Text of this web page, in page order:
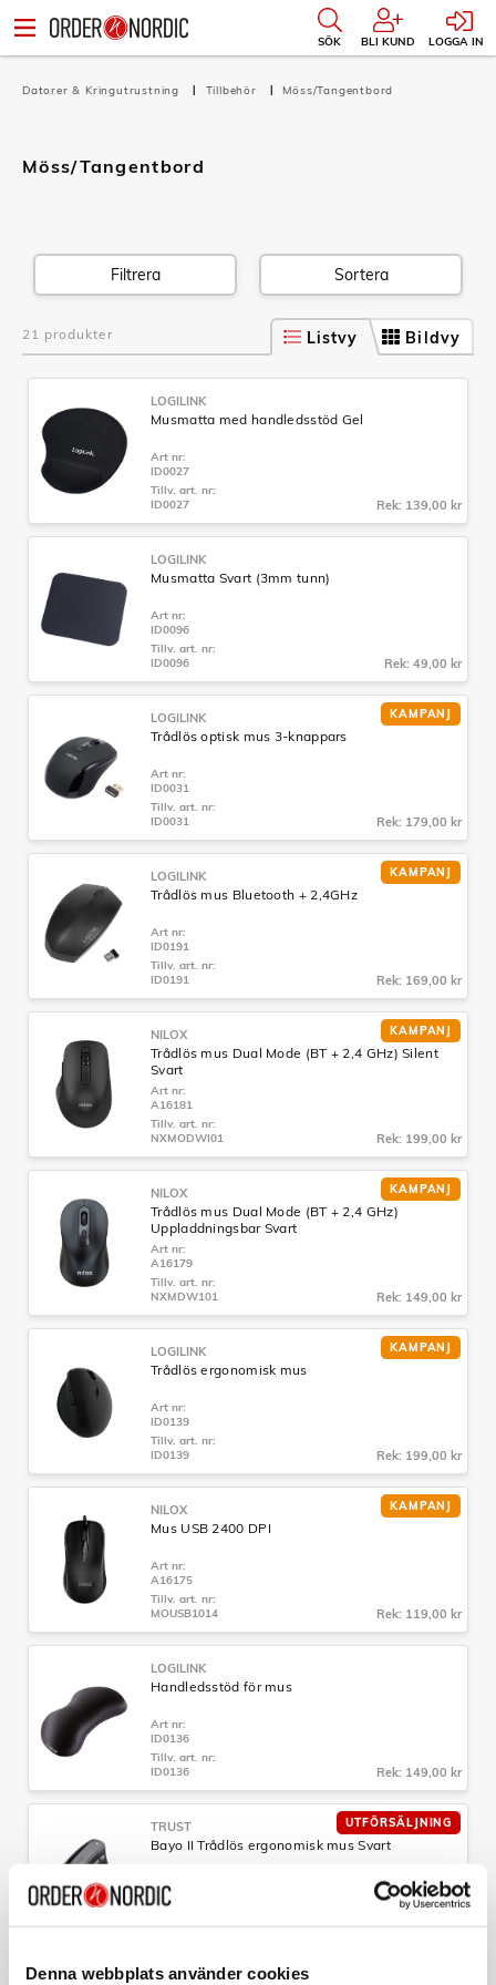
Denna webbplats använder cookies
SÖK BLI KUND LOGGA IN
Datorer & Kringutrustning Tillbehör Möss/Tangentbord
Möss/Tangentbord
Filtrera Sortera
21 produkter Bildvy
Listvy
LOGILINK
Musmatta med handledsstöd Gel
Art nr:
ID0027
Tillv. art. nr:
ID0027
Rek: 139,00 kr
LOGILINK
Musmatta Svart (3mm tunn)
Art nr:
ID0096
Tillv. art. nr:
ID0096
Rek: 49,00 kr
KAMPANJ
LOGILINK
Trådlös optisk mus 3-knappars
Art nr:
ID0031
Tillv. art. nr:
ID0031
Rek: 179,00 kr
KAMPANJ
LOGILINK
Trådlös mus Bluetooth + 2,4GHz
Art nr:
ID0191
Tillv. art. nr:
ID0191
Rek: 169,00 kr
KAMPANJ
NILOX
Trådlös mus Dual Mode (BT + 2,4 GHz) Silent
Svart
Art nr:
A16181
Tillv. art. nr:
NXMODWI01
Rek: 199,00 kr
KAMPANJ
NILOX
Trådlös mus Dual Mode (BT + 2,4 GHz)
Uppladdningsbar Svart
Art nr:
A16179
Tillv. art. nr:
NXMDW101
Rek: 149,00 kr
KAMPANJ
LOGILINK
Trådlös ergonomisk mus
Art nr:
ID0139
Tillv. art. nr:
ID0139
Rek: 199,00 kr
KAMPANJ
NILOX
Mus USB 2400 DPI
Art nr:
A16175
Tillv. art. nr:
MOUSB1014
Rek: 119,00 kr
LOGILINK
Handledsstöd för mus
Art nr:
ID0136
Tillv. art. nr:
ID0136
Rek: 149,00 kr
UTFÖRSÄLJNING
TRUST
Bayo II Trådlös ergonomisk mus Svart
Art nr:
A12273
25145
Rek: 399,00 kr